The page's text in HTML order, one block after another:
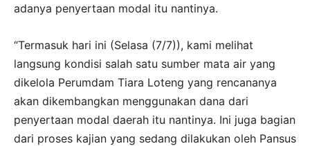
adanya penyertaan modal itu nantinya.
“Termasuk hari ini (Selasa (7/7)), kami melihat
langsung kondisi salah satu sumber mata air yang
dikelola Perumdam Tiara Loteng yang rencananya
akan dikembangkan menggunakan dana dari
penyertaan modal daerah itu nantinya. Ini juga bagian
dari proses kajian yang sedang dilakukan oleh Pansus